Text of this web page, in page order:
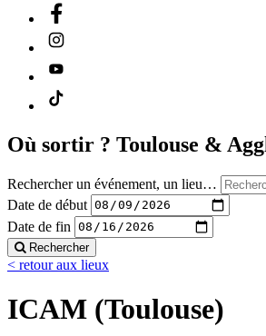
Où sortir ? Toulouse &
Rechercher un événement, un lieu…
Date de début
Date de fin
Rechercher
< retour aux lieux
ICAM (Toulouse)